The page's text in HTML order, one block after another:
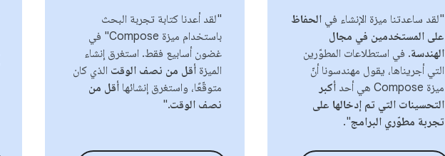
"لقد ساعدتنا ميزة الإنشاء في الحفاظ
على المستخدمين في مجال
الهندسة. في استطلاعات المطوّرين
التي أجريناها، يقول مهندسونا أنّ
ميزة Compose هي أحد
أكبر
التحسينات التي تم إدخالها على
تجربة مطوّري البرامج".
"لقد أعدنا كتابة تجربة البحث
باستخدام ميزة Compose" في
غضون أسابيع فقط. استغرق إنشاء
الميزة أقل من نصف الوقت الذي كان
متوقّعًا، واستغرق إنشائها أقل من
نصف الوقت."